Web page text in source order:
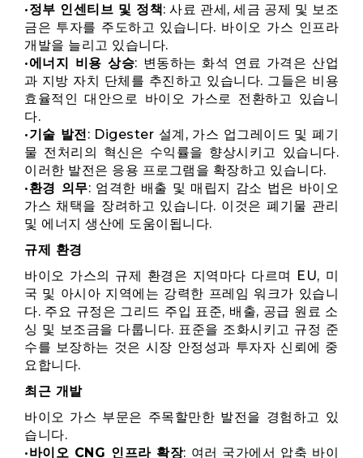
•정부 인센티브 및 정책: 사료 관세, 세금 공제 및 보조
금은 투자를 주도하고 있습니다. 바이오 가스 인프라
개발을 늘리고 있습니다.
•에너지 비용 상승: 변동하는 화석 연료 가격은 산업
과 지방 자치 단체를 추진하고 있습니다. 그들은 비용
효율적인 대안으로 바이오 가스로 전환하고 있습니
다.
•기술 발전: Digester 설계, 가스 업그레이드 및 폐기
물 전처리의 혁신은 수익률을 향상시키고 있습니다.
이러한 발전은 응용 프로그램을 확장하고 있습니다.
•환경 의무: 엄격한 배출 및 매립지 감소 법은 바이오
가스 채택을 장려하고 있습니다. 이것은 폐기물 관리
및 에너지 생산에 도움이됩니다.
규제 환경
바이오 가스의 규제 환경은 지역마다 다르며 EU, 미
국 및 아시아 지역에는 강력한 프레임 워크가 있습니
다. 주요 규정은 그리드 주입 표준, 배출, 공급 원료 소
싱 및 보조금을 다룹니다. 표준을 조화시키고 규정 준
수를 보장하는 것은 시장 안정성과 투자자 신뢰에 중
요합니다.
최근 개발
바이오 가스 부문은 주목할만한 발전을 경험하고 있
습니다.
•바이오 CNG 인프라 확장: 여러 국가에서 압축 바이